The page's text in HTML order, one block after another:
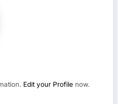
Edit your Profile now.